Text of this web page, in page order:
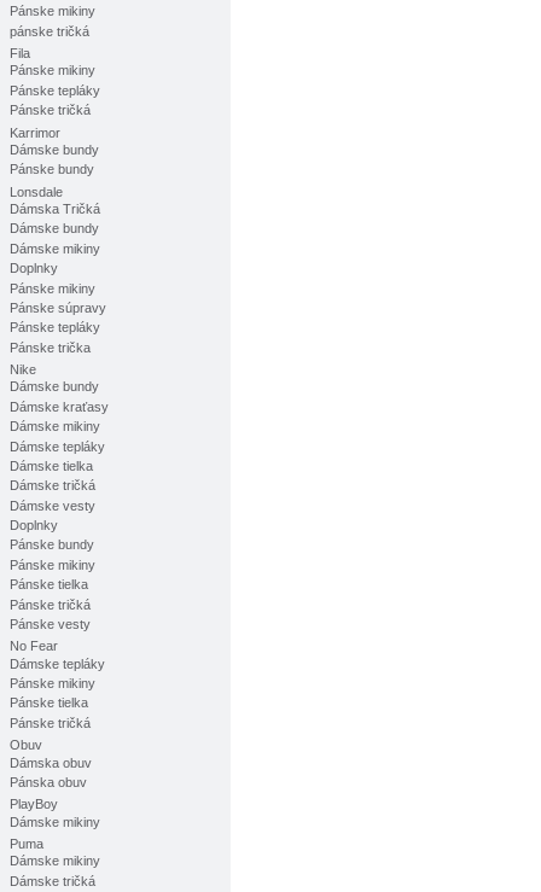
Pánske mikiny
pánske tričká
Fila
Pánske mikiny
Pánske tepláky
Pánske tričká
Karrimor
Dámske bundy
Pánske bundy
Lonsdale
Dámska Tričká
Dámske bundy
Dámske mikiny
Doplnky
Pánske mikiny
Pánske súpravy
Pánske tepláky
Pánske trička
Nike
Dámske bundy
Dámske kraťasy
Dámske mikiny
Dámske tepláky
Dámske tielka
Dámske tričká
Dámske vesty
Doplnky
Pánske bundy
Pánske mikiny
Pánske tielka
Pánske tričká
Pánske vesty
No Fear
Dámske tepláky
Pánske mikiny
Pánske tielka
Pánske tričká
Obuv
Dámska obuv
Pánska obuv
PlayBoy
Dámske mikiny
Puma
Dámske mikiny
Dámske tričká